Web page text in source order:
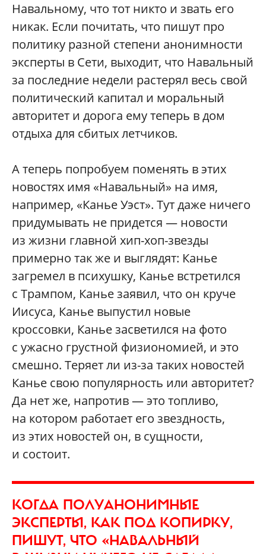
Навальному, что тот никто и звать его
никак. Если почитать, что пишут про
политику разной степени анонимности
эксперты в Сети, выходит, что Навальный
за последние недели растерял весь свой
политический капитал и моральный
авторитет и дорога ему теперь в дом
отдыха для сбитых летчиков.
А теперь попробуем поменять в этих
новостях имя «Навальный» на имя,
например, «Канье Уэст». Тут даже ничего
придумывать не придется — новости
из жизни главной хип-хоп-звезды
примерно так же и выглядят: Канье
загремел в психушку, Канье встретился
с Трампом, Канье заявил, что он круче
Иисуса, Канье выпустил новые
кроссовки, Канье засветился на фото
с ужасно грустной физиономией, и это
смешно. Теряет ли из-за таких новостей
Канье свою популярность или авторитет?
Да нет же, напротив — это топливо,
на котором работает его звездность,
из этих новостей он, в сущности,
и состоит.
КОГДА ПОЛУАНОНИМНЫЕ
ЭКСПЕРТЫ, КАК ПОД КОПИРКУ,
ПИШУТ, ЧТО «НАВАЛЬНЫЙ